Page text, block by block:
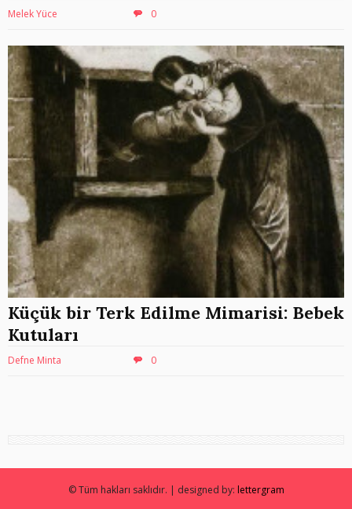
Melek Yüce 0
Küçük bir Terk Edilme Mimarisi: Bebek
Kutuları
Defne Minta 0
© Tüm hakları saklıdır. | designed by: lettergram